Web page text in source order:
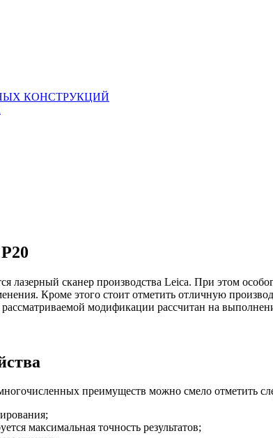
КОНСТРУКЦИЙ
лазерный сканер производства Leica. При этом
Кроме этого стоит отметить отличную
модификации рассчитан на
преимуществ можно смело отметить
максимальная точность результатов;